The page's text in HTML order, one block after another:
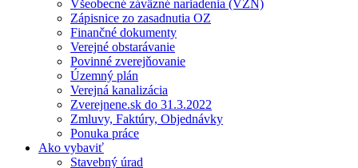
Všeobecné záväzné nariadenia (VZN)
Zápisnice zo zasadnutia OZ
Finančné dokumenty
Verejné obstarávanie
Povinné zverejňovanie
Územný plán
Verejná kanalizácia
Zverejnene.sk do 31.3.2022
Zmluvy, Faktúry, Objednávky
Ponuka práce
Ako vybaviť
Stavebný úrad